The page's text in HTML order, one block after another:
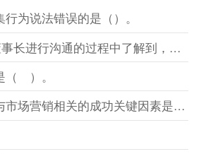
为说法错误的是（）。
注册会计师B在与董事长进行沟通的过程中了解到，XYZ股份有限
（ ）。
下列各项中，属于与市场营销相关的成功关键因素是（）。